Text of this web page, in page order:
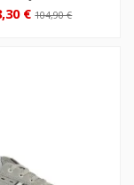
€104,90 €